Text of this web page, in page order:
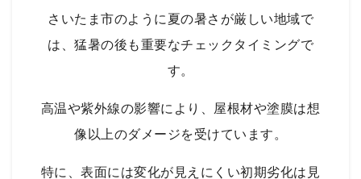
さいたま市のように夏の暑さが厳しい地域で
は、猛暑の後も重要なチェックタイミングで
す。
高温や紫外線の影響により、屋根材や塗膜は想
像以上のダメージを受けています。
特に、表面には変化が見えにくい初期劣化は見